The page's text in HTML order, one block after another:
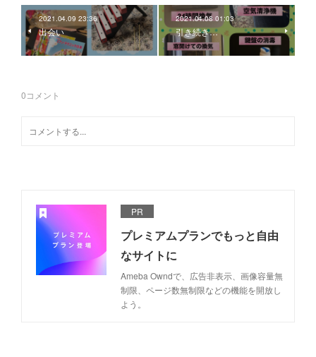
2021.04.09 23:36
出会い
2021.04.08 01:03
引き続き…
0コメント
PR
プレミアムプランでもっと自由
なサイトに
Ameba Owndで、広告非表示、画像容量無
制限、ページ数無制限などの機能を開放し
よう。